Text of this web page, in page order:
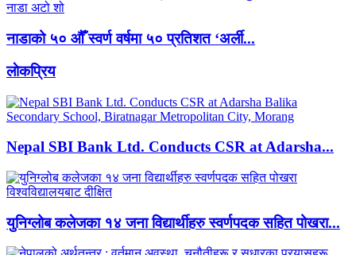
नाडाको ५० औँ स्वर्ण वर्षमा ५० प्रतिशत ‘अर्ली...
लाेकप्रिय
Nepal SBI Bank Ltd. Conducts CSR at Adarsha...
युनिग्लोब कलेजका १४ जना विद्यार्थीहरु स्वर्णपदक सहित पोखरा...